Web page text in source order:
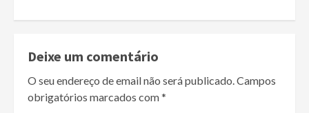
Deixe um comentário
O seu endereço de email não será publicado.Campos
obrigatórios marcados com*